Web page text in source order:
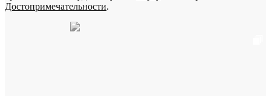
Достопримечательности.